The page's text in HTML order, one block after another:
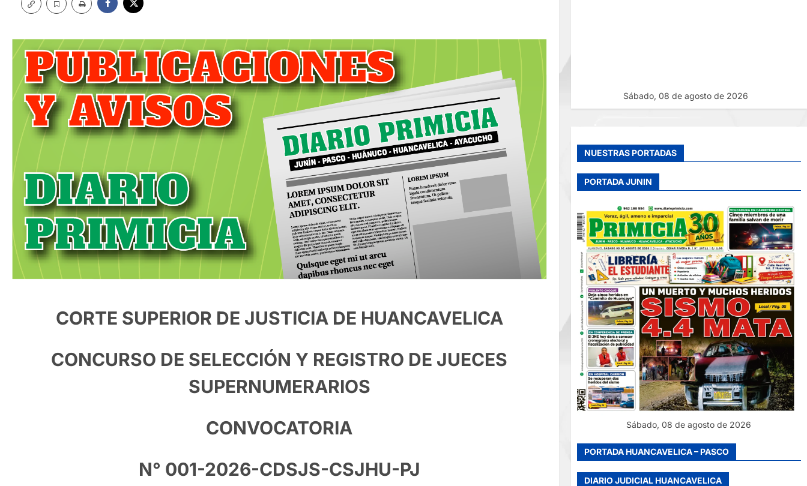
CORTE SUPERIOR DE JUSTICIA DE HUANCAVELICA
CONCURSO DE SELECCIÓN Y REGISTRO DE JUECES
SUPERNUMERARIOS
CONVOCATORIA
N° 001-2026-CDSJS-CSJHU-PJ
Sábado, 08 de agosto de 2026
NUESTRAS PORTADAS
PORTADA JUNIN
Sábado, 08 de agosto de 2026
PORTADA HUANCAVELICA – PASCO
DIARIO JUDICIAL HUANCAVELICA